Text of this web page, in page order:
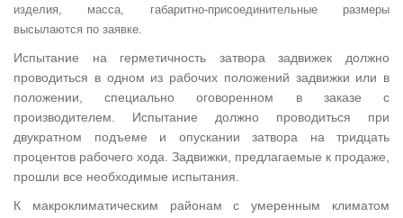
изделия, масса, габаритно-присоединительные размеры
высылаются по заявке.
Испытание на герметичность затвора задвижек должно
проводиться в одном из рабочих положений задвижки или в
положении, специально оговоренном в заказе с
производителем. Испытание должно проводиться при
двукратном подъеме и опускании затвора на тридцать
процентов рабочего хода. Задвижки, предлагаемые к продаже,
прошли все необходимые испытания.
К макроклиматическим районам с умеренным климатом